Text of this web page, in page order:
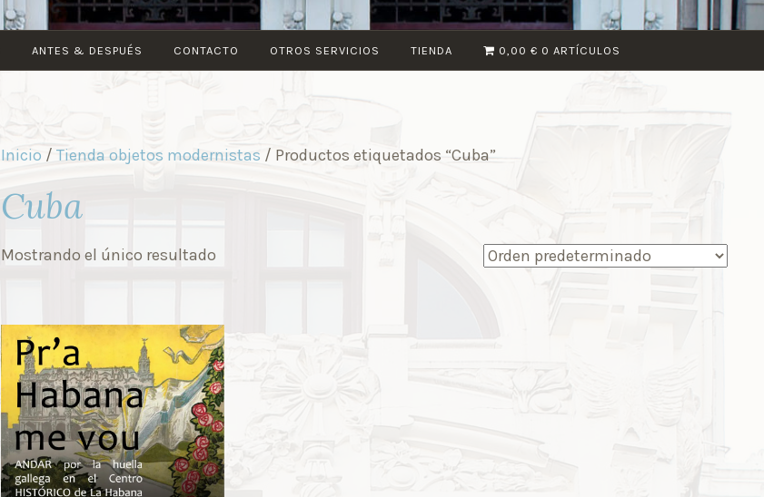
ANTES & DESPUÉS CONTACTO OTROS SERVICIOS TIENDA 0,00 € 0 ARTÍCULOS
Inicio / Tienda objetos modernistas / Productos etiquetados “Cuba”
Cuba
Mostrando el único resultado